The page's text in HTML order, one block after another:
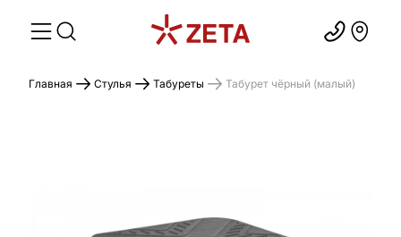
Главная Стулья Табуреты Табурет чёрный (малый)